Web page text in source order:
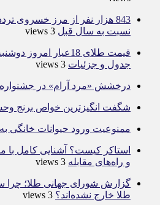
نسبت به سال قبل 3 views
جدول و جزئیات 3 views
درخشش «مرد آرام» در جشنواره
شگفت انگیزترین خواص برنج
ممنوعیت ورود حیوانات خانگی
استاکر کیست؟ آشنایی کامل با
و راه‌های مقابله 3 views
گزارش شورای جهانی طلا؛ چرا
طلا خارج نشده‌اند؟ 3 views